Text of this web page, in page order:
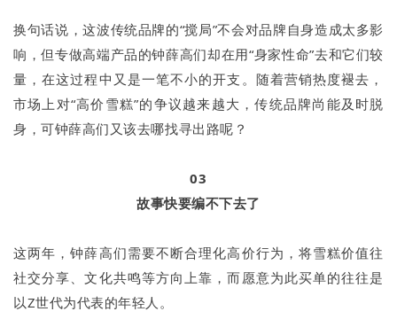
换句话说，这波传统品牌的“搅局”不会对品牌自身造成太多影
响，但专做高端产品的钟薛高们却在用“身家性命”去和它们较
量，在这过程中又是一笔不小的开支。随着营销热度褪去，
市场上对“高价雪糕”的争议越来越大，传统品牌尚能及时脱
身，可钟薛高们又该去哪找寻出路呢？
03
故事快要编不下去了
这两年，钟薛高们需要不断合理化高价行为，将雪糕价值往
社交分享、文化共鸣等方向上靠，而愿意为此买单的往往是
以Z世代为代表的年轻人。